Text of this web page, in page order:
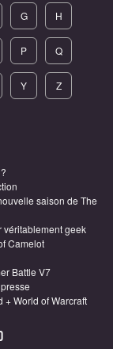
G H
P Q
Y Z
saison de The
véritablement geek
Camelot
Battle V7
+ World of Warcraft